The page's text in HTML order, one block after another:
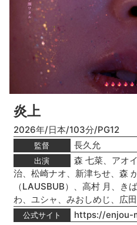
炎上
2026年/日本/103分/PG12
監督 長久允
出演
森 七菜、アオ
治、松崎ナオ、新津ちせ、森
（LAUSBUB）、高村 月、き
わ、ユシャ、みおしめじ、広
公式サイト https://enjou-